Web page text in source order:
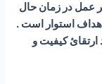
عمل در زمان حال
اهداف استوار است .
کیفیت و